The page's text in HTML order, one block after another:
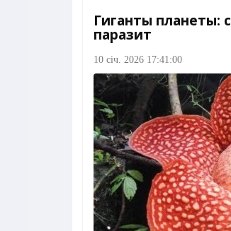
Гиганты планеты:
паразит
10 січ. 2026 17:41:00